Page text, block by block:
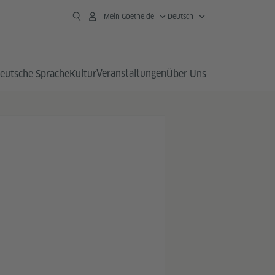
Mein Goethe.de Deutsch
SpracheKulturVeranstaltungenÜber Uns